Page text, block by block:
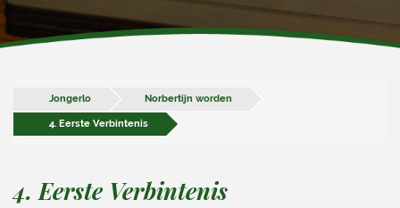
Jongerlo Norbertijn worden
4. Eerste Verbintenis
4. Eerste Verbintenis